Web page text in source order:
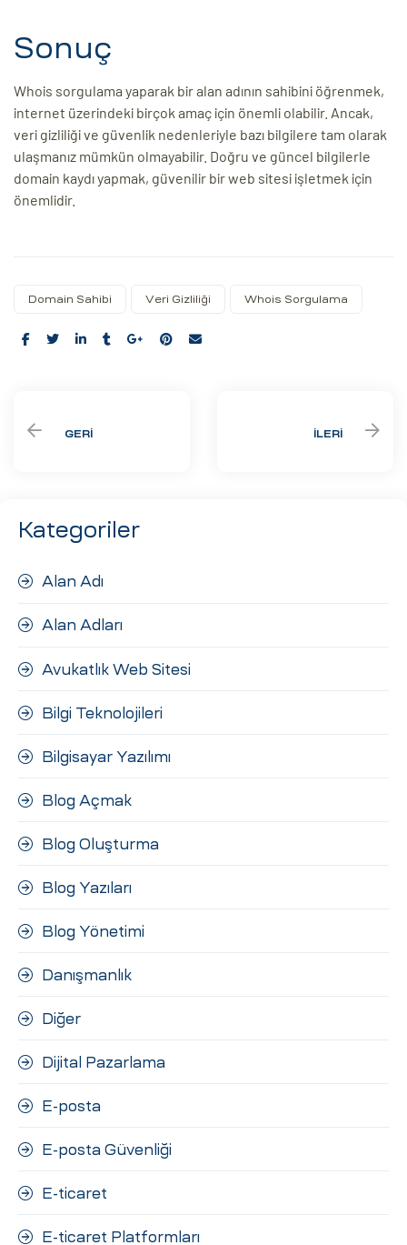
Sonuç
Whois sorgulama yaparak bir alan adının sahibini öğrenmek,
internet üzerindeki birçok amaç için önemli olabilir. Ancak,
veri gizliliği ve güvenlik nedenleriyle bazı bilgilere tam olarak
ulaşmanız mümkün olmayabilir. Doğru ve güncel bilgilerle
domain kaydı yapmak, güvenilir bir web sitesi işletmek için
önemlidir.
Domain Sahibi Veri Gizliliği Whois Sorgulama
Share:
GERI İLERI
Kategoriler
Alan Adı
Alan Adları
Avukatlık Web Sitesi
Bilgi Teknolojileri
Bilgisayar Yazılımı
Blog Açmak
Blog Oluşturma
Blog Yazıları
Blog Yönetimi
Danışmanlık
Diğer
Dijital Pazarlama
E-posta
E-posta Güvenliği
E-ticaret
E-ticaret Platformları